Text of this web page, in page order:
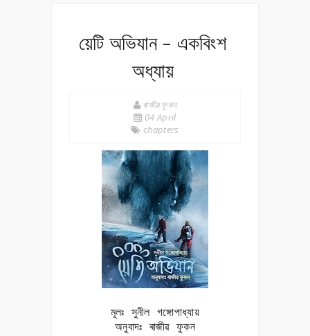
য়েটি অভিযান - একবিংশ
অধ্যায়
ৰাজীৱ ফুকন
04 April
chapters
মূলঃ সুনীল গঙ্গোপাধ্যায়
অনুবাদঃ ৰাজীৱ ফুকন